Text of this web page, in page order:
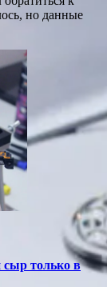
но данные
сыр только в